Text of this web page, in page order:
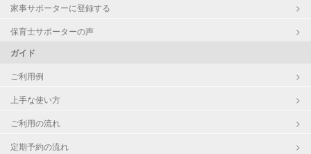
家事サポーターに登録する
保育士サポーターの声
ガイド
ご利用例
上手な使い方
ご利用の流れ
定期予約の流れ